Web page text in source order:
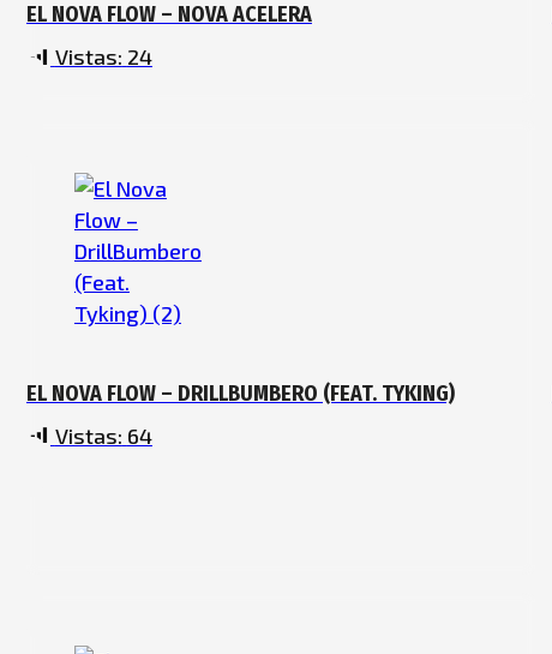
EL NOVA FLOW – NOVA ACELERA
Vistas: 24
EL NOVA FLOW – DRILLBUMBERO (FEAT. TYKING)
Vistas: 64